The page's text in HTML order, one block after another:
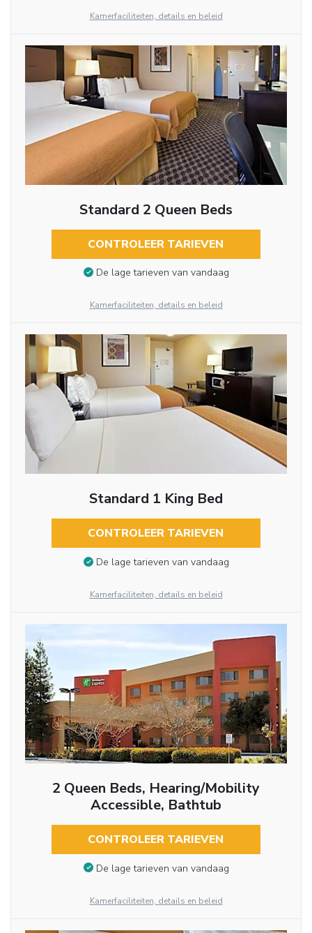
Kamerfaciliteiten, details en beleid
Standard 2 Queen Beds
CONTROLEER TARIEVEN
De lage tarieven van vandaag
Kamerfaciliteiten, details en beleid
Standard 1 King Bed
CONTROLEER TARIEVEN
De lage tarieven van vandaag
Kamerfaciliteiten, details en beleid
2 Queen Beds, Hearing/Mobility
Accessible, Bathtub
CONTROLEER TARIEVEN
De lage tarieven van vandaag
Kamerfaciliteiten, details en beleid